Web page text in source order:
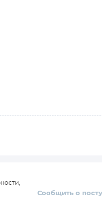
Сообщить о